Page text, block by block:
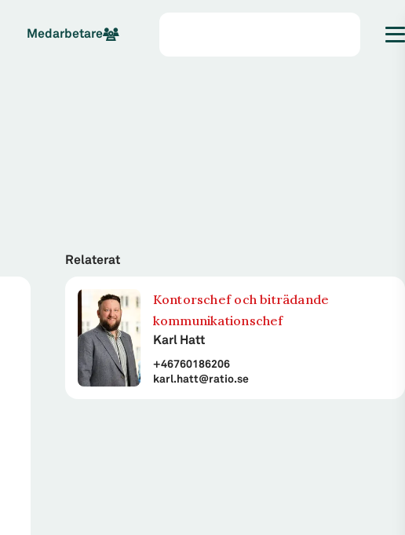
Medarbetare
Relaterat
Kontorschef och biträdande
kommunikationschef
Karl Hatt
+46760186206
karl.hatt@ratio.se